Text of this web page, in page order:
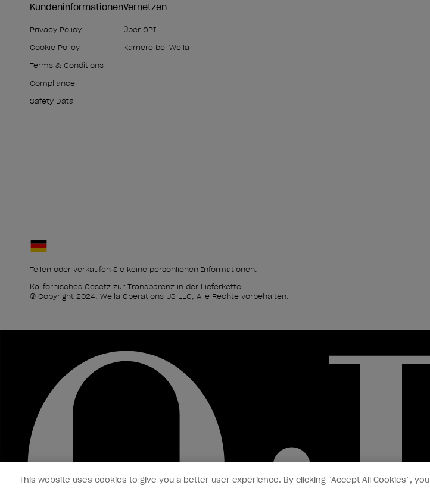
Kundeninformationen
Privacy Policy
Cookie Policy
Terms & Conditions
Compliance
Safety Data
Vernetzen
Über OPI
Karriere bei Wella
Teilen oder verkaufen Sie keine persönlichen Informationen.
Kalifornisches Gesetz zur Transparenz in der Lieferkette
© Copyright 2024, Wella Operations US LLC, Alle Rechte vorbehalten.
This website uses cookies to give you a better user experience. By clicking “Accept All Cookies”, you